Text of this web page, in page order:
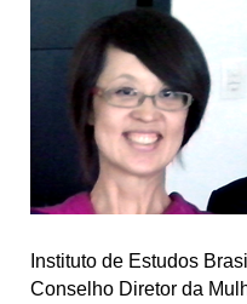
Instituto de Estudos
Conselho Diretor da